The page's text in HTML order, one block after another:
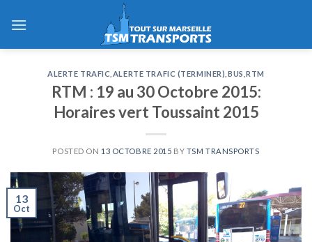
ALERTE TRAFIC ALERTE TRAFIC (TERMINER) BUS ,RTM
RTM : 19 au 30 Octobre 2015:
Horaires vert Toussaint 2015
POSTED ON 13 OCTOBRE 2015 BY TSM TRANSPORTS
13
Oct